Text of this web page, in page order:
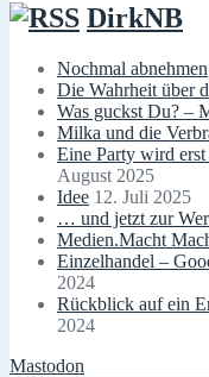
DirkNB
Nochmal abnehmen
Die Wahrheit über
Was guckst Du? –
Milka und die
Eine Party wird
August 2025
Idee 12. Juli 2025
… und jetzt zur
Medien.Macht
Einzelhandel –
2024
Rückblick auf ein
2024
Mastodon